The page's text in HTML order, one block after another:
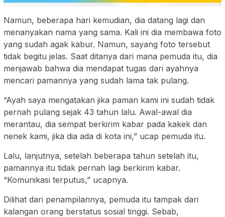
Namun, beberapa hari kemudian, dia datang lagi dan
menanyakan nama yang sama. Kali ini dia membawa foto
yang sudah agak kabur. Namun, sayang foto tersebut
tidak begitu jelas. Saat ditanya dari mana pemuda itu, dia
menjawab bahwa dia mendapat tugas dari ayahnya
mencari pamannya yang sudah lama tak pulang.
“Ayah saya mengatakan jika paman kami ini sudah tidak
pernah pulang sejak 43 tahun lalu. Awal-awal dia
merantau, dia sempat berkirim kabar pada kakek dan
nenek kami, jika dia ada di kota ini,” ucap pemuda itu.
Lalu, lanjutnya, setelah beberapa tahun setelah itu,
pamannya itu tidak pernah lagi berkirim kabar.
“Komunikasi terputus,” ucapnya.
Dilihat dari penampilannya, pemuda itu tampak dari
kalangan orang berstatus sosial tinggi. Sebab,